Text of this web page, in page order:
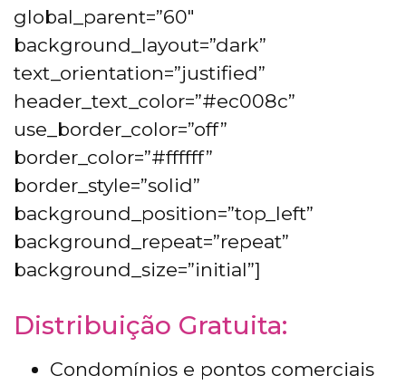
global_parent=”60″
background_layout=”dark”
text_orientation=”justified”
header_text_color=”#ec008c”
use_border_color=”off”
border_color=”#ffffff”
border_style=”solid”
background_position=”top_left”
background_repeat=”repeat”
background_size=”initial”]
Distribuição Gratuita:
Condomínios e pontos comerciais